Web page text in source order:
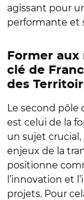
agissant pour
performante et
Former
clé de
des
Le second pôle
est celui de la
un sujet
enjeux de la
positionne
l’innovation et
projets. Pour